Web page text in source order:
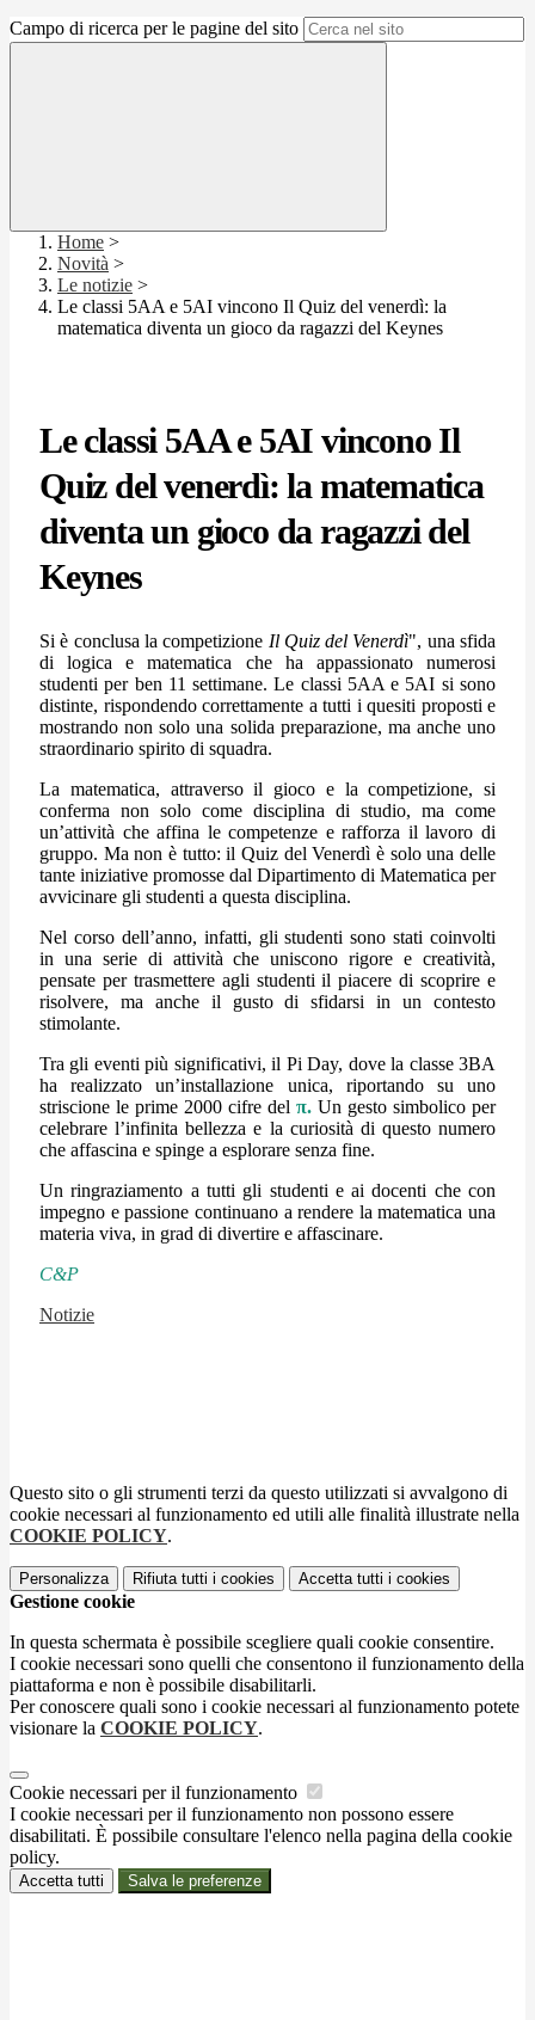
Campo di ricerca per le pagine del sito
Home >
Novità >
Le notizie >
Le classi 5AA e 5AI vincono Il Quiz del venerdì: la
matematica diventa un gioco da ragazzi del Keynes
Le classi 5AA e 5AI vincono Il
Quiz del venerdì: la matematica
diventa un gioco da ragazzi del
Keynes
Si è conclusa la competizione Il Quiz del Venerdì", una sfida
di logica e matematica che ha appassionato numerosi
studenti per ben 11 settimane. Le classi 5AA e 5AI si sono
distinte, rispondendo correttamente a tutti i quesiti proposti e
mostrando non solo una solida preparazione, ma anche uno
straordinario spirito di squadra.
La matematica, attraverso il gioco e la competizione, si
conferma non solo come disciplina di studio, ma come
un’attività che affina le competenze e rafforza il lavoro di
gruppo. Ma non è tutto: il Quiz del Venerdì è solo una delle
tante iniziative promosse dal Dipartimento di Matematica per
avvicinare gli studenti a questa disciplina.
Nel corso dell’anno, infatti, gli studenti sono stati coinvolti
in una serie di attività che uniscono rigore e creatività,
pensate per trasmettere agli studenti il piacere di scoprire e
risolvere, ma anche il gusto di sfidarsi in un contesto
stimolante.
Tra gli eventi più significativi, il Pi Day, dove la classe 3BA
ha realizzato un’installazione unica, riportando su uno
striscione le prime 2000 cifre del π. Un gesto simbolico per
celebrare l’infinita bellezza e la curiosità di questo numero
che affascina e spinge a esplorare senza fine.
Un ringraziamento a tutti gli studenti e ai docenti che con
impegno e passione continuano a rendere la matematica una
materia viva, in grad di divertire e affascinare.
C&P
Notizie
Questo sito o gli strumenti terzi da questo utilizzati si avvalgono di
cookie necessari al funzionamento ed utili alle finalità illustrate nella
COOKIE POLICY.
Personalizza Rifiuta tutti i cookies Accetta tutti i cookies
Gestione cookie
In questa schermata è possibile scegliere quali cookie consentire.
I cookie necessari sono quelli che consentono il funzionamento della
piattaforma e non è possibile disabilitarli.
Per conoscere quali sono i cookie necessari al funzionamento potete
visionare la COOKIE POLICY.
Cookie necessari per il funzionamento
I cookie necessari per il funzionamento non possono essere
disabilitati. È possibile consultare l'elenco nella pagina della cookie
policy.
Accetta tutti Salva le preferenze